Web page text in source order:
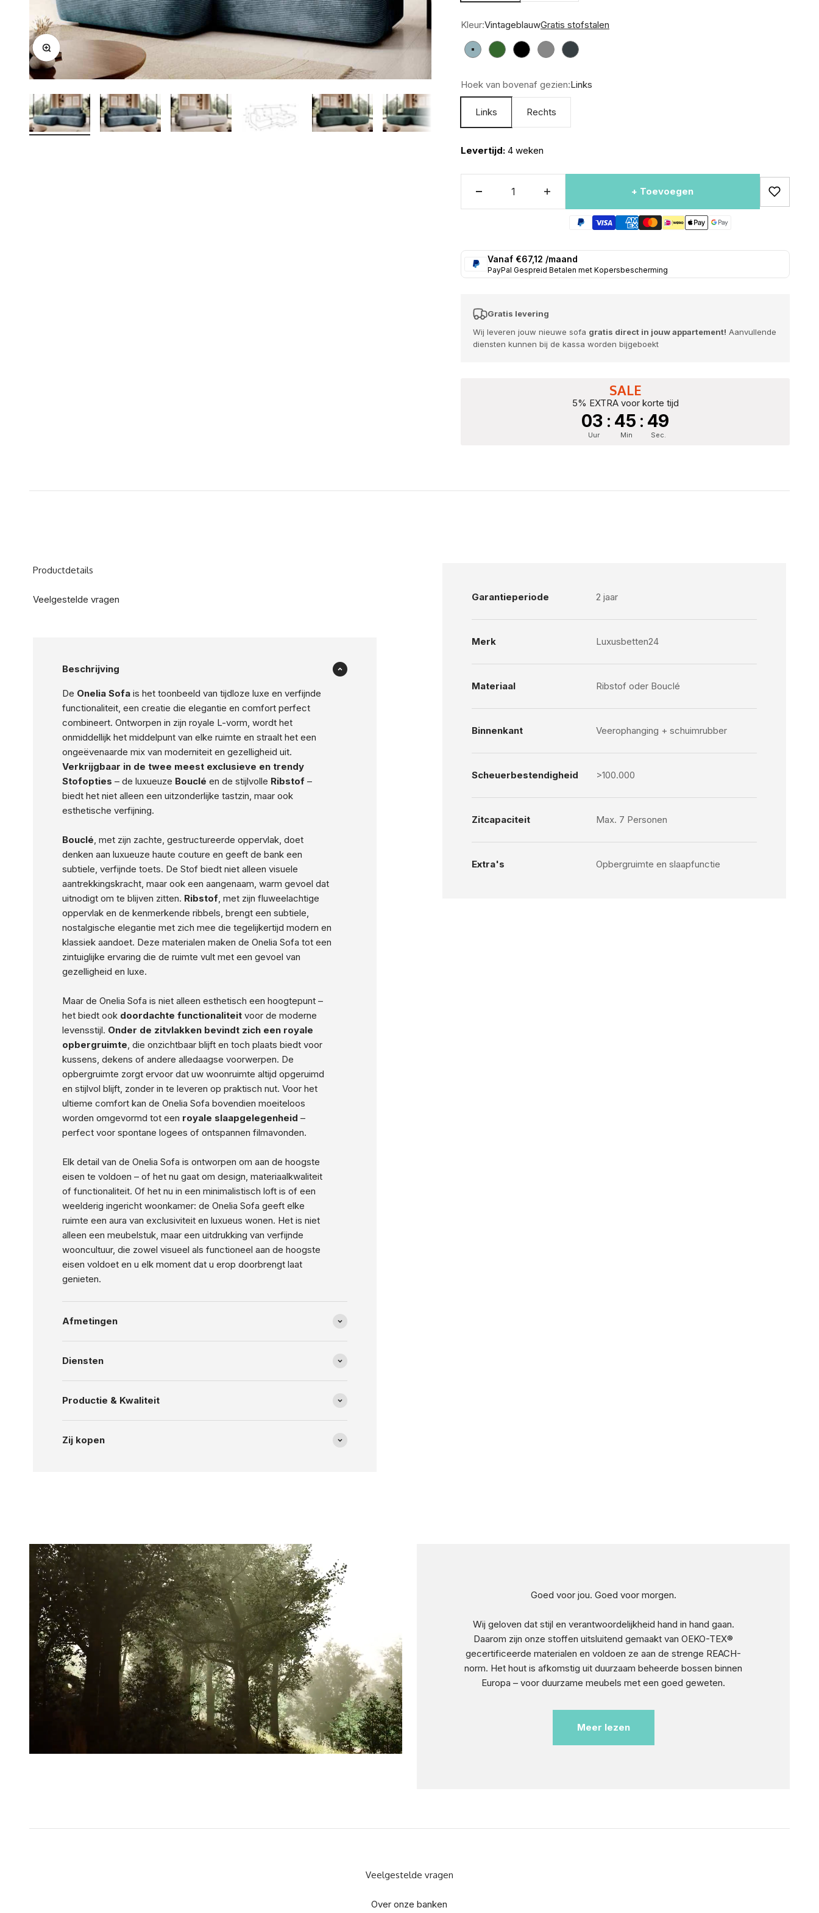
Afbeelding vergroten
Kleur:VintageblauwGratis stofstalen
Vintageblauw
GroenZwartGrijs Antraciet
Hoek van bovenaf gezien:Links
Links Rechts
Levertijd: 4 weken
+ Toevoegen
Vanaf €67,12 /maand
PayPal Gespreid Betalen met Kopersbescherming
Gratis levering
Wij leveren jouw nieuwe sofa gratis direct in jouw appartement! Aanvullende
diensten kunnen bij de kassa worden bijgeboekt
SALE
5% EXTRA voor korte tijd
03 : 45 : 47
Uur Min Sec.
Productdetails
Veelgestelde vragen
Beschrijving
De Onelia Sofais het toonbeeld van tijdloze luxe en verfijnde
functionaliteit, een creatie die elegantie en comfort perfect
combineert. Ontworpen in zijn royale L-vorm, wordt het
onmiddellijk het middelpunt van elke ruimte en straalt het een
ongeëvenaarde mix van moderniteit en gezelligheid uit.
Verkrijgbaar in de twee meest exclusieve en trendy
Stofopties – de luxueuze Bouclé en de stijlvolle Ribstof–
biedt het niet alleen een uitzonderlijke tastzin, maar ook
esthetische verfijning.
Bouclé, met zijn zachte, gestructureerde oppervlak, doet
denken aan luxueuze haute couture en geeft de bank een
subtiele, verfijnde toets. De Stof biedt niet alleen visuele
aantrekkingskracht, maar ook een aangenaam, warm gevoel dat
uitnodigt om te blijven zitten. Ribstof, met zijn fluweelachtige
oppervlak en de kenmerkende ribbels, brengt een subtiele,
nostalgische elegantie met zich mee die tegelijkertijd modern en
klassiek aandoet. Deze materialen maken de Onelia Sofa tot een
zintuiglijke ervaring die de ruimte vult met een gevoel van
gezelligheid en luxe.
Maar de Onelia Sofa is niet alleen esthetisch een hoogtepunt –
het biedt ook doordachte functionaliteitvoor de moderne
levensstijl. Onder de zitvlakken bevindt zich een royale
opbergruimte, die onzichtbaar blijft en toch plaats biedt voor
kussens, dekens of andere alledaagse voorwerpen. De
opbergruimte zorgt ervoor dat uw woonruimte altijd opgeruimd
en stijlvol blijft, zonder in te leveren op praktisch nut. Voor het
ultieme comfort kan de Onelia Sofa bovendien moeiteloos
worden omgevormd tot een royale slaapgelegenheid –
perfect voor spontane logees of ontspannen filmavonden.
Elk detail van de Onelia Sofa is ontworpen om aan de hoogste
eisen te voldoen – of het nu gaat om design, materiaalkwaliteit
of functionaliteit. Of het nu in een minimalistisch loft is of een
weelderig ingericht woonkamer: de Onelia Sofa geeft elke
ruimte een aura van exclusiviteit en luxueus wonen. Het is niet
alleen een meubelstuk, maar een uitdrukking van verfijnde
wooncultuur, die zowel visueel als functioneel aan de hoogste
eisen voldoet en u elk moment dat u erop doorbrengt laat
genieten.
Afmetingen
Diensten
Productie & Kwaliteit
Zij kopen
Garantieperiode 2 jaar
Merk Luxusbetten24
Materiaal Ribstof oder Bouclé
Binnenkant Veerophanging + schuimrubber
Scheuerbestendigheid >100.000
Zitcapaciteit Max. 7 Personen
Extra's Opbergruimte en slaapfunctie
Goed voor jou. Goed voor morgen.
Wij geloven dat stijl en verantwoordelijkheid hand in hand gaan.
Daarom zijn onze stoffen uitsluitend gemaakt van OEKO-TEX®
gecertificeerde materialen en voldoen ze aan de strenge REACH-
norm. Het hout is afkomstig uit duurzaam beheerde bossen binnen
Europa – voor duurzame meubels met een goed geweten.
Meer lezen
Veelgestelde vragen
Over onze banken